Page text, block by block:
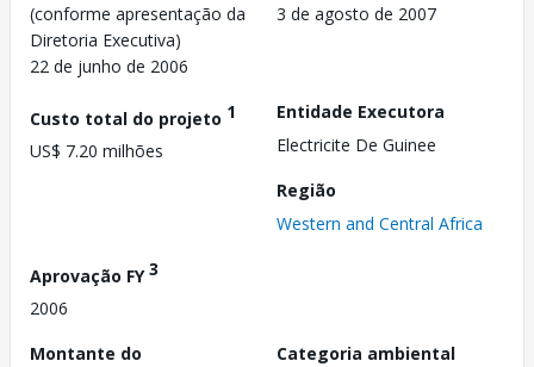
(conforme apresentação da
Diretoria Executiva)
22 de junho de 2006
3 de agosto de 2007
Custo total do projeto 1
US$ 7.20 milhões
Entidade Executora
Electricite De Guinee
Região
Western and Central Africa
Aprovação FY3
2006
Montante do
Categoria ambiental